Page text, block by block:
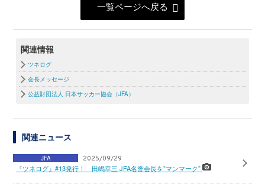
一覧ページへ戻る
関連情報
ツネログ
会長メッセージ
公益財団法人 日本サッカー協会（JFA）
関連ニュース
JFA 2025/09/29
『ツネログ』#13発行！ 田嶋幸三 JFA名誉会長を”マンマーク”